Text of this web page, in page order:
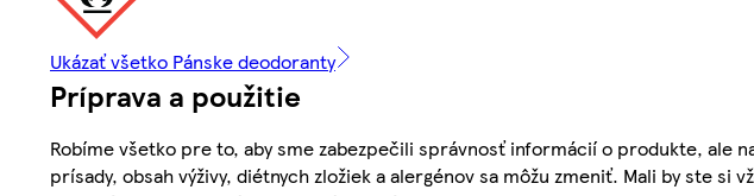
Ukázať všetko Pánske deodoranty
Príprava a použitie
Robíme všetko pre to, aby sme zabezpečili správnosť informácií o produkte, ale
prísady, obsah výživy, diétnych zložiek a alergénov sa môžu zmeniť. Mali by ste